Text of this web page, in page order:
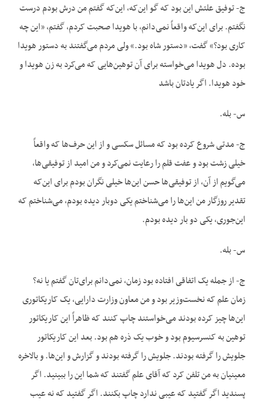
ج- توفیق علتش این بود که گو این‌که، این‌که گفتم من درش بودم درست
نگفتم. برای این‌که واقعاً نمی‌دانم، با هویدا صحبت کردم، گفتم، «این چه
کاری بود؟» گفت، «دستور شاه بود.» ولی مردم می‌گفتند به دستور هویدا
بوده. دل هویدا می‌خواسته برای آن توهین‌هایی که می‌کرد به زن هویدا و
خود هویدا. اگر یادتان باشد
س- بله.
ج- مدتی شروع کرده بود که مسائل سکسی و از این حرف‌ها که واقعاً
خیلی زشت بود و عفت قلم را رعایت نمی‌کرد و من امید از توفیقی‌ها،
می‌گویم از آن، از توفیقی‌ها حسن این‌ها خیلی نگران بودم برای این‌که
تقدیر روزگار من این‌ها را می‌شناختم یکی دوبار دیده بودم، می‌شناختم که
این‌جوری، یکی دو بار دیده بودم.
س- بله.
ج- از جمله یک اتفاقی افتاده بود زمان، نمی‌دانم برای‌تان گفتم یا نه؟
زمان علم که نخست‌وزیر بود و من معاون وزارت دارایی، یک کاریکاتوری
این‌ها چیز کرده بودند می‌خواستند چاپ کنند که ظاهراً این کاریکاتور
توهین به کنسرسیوم بود و خوب یک ذره هم بود. بعد این کاریکاتور
جلویش را گرفته بودند. جلویش را گرفته بودند و گزارش و این‌ها. و بالاخره
معینیان به من تلفن کرد که آقای علم گفتند که شما این را ببینید. اگر
پسندید اگر گفتید که عیبی ندارد چاپ بکنند. اگر گفتید که نه عیب